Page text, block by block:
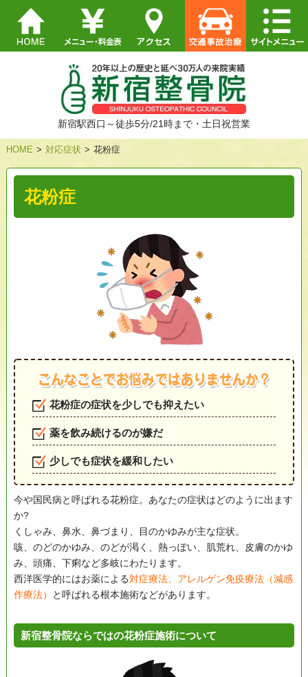
新宿駅西口～徒歩5分/21時まで・土日祝営業
HOME > 対応症状 > 花粉症
花粉症
花粉症の症状を少しでも抑えたい
薬を飲み続けるのが嫌だ
少しでも症状を緩和したい
今や国民病と呼ばれる花粉症。あなたの症状はどのように出ます
か?
くしゃみ、鼻水、鼻づまり、目のかゆみが主な症状。
咳、のどのかゆみ、のどが渇く、熱っぽい、肌荒れ、皮膚のかゆ
み、頭痛、下痢など多岐にわたります。
西洋医学的にはお薬による対症療法、アレルゲン免疫療法（減感
作療法）
と呼ばれる根本施術などがあります。
新宿整骨院ならではの花粉症施術について